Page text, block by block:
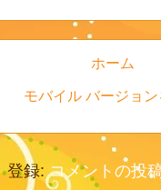
ホーム
モバイル バージョ
登録:コメントの投